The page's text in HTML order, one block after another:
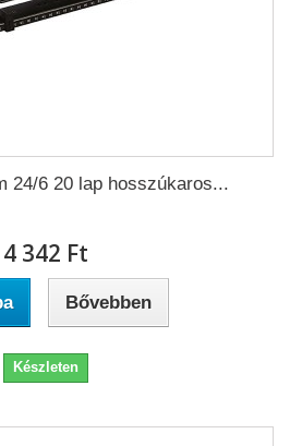
24/6 20 lap hosszúkaros...
4 342 Ft‎
Bővebben
Készleten